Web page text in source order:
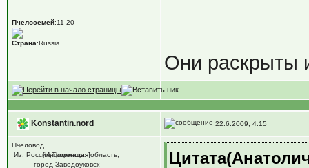
Пчелосемей:11-20
Страна:Russia
Они раскрыты
Konstantin.nord 22.6.2009, 4:15
Пчеловод
[Информация]
Из: Россия,Тюменская область,
город Заводоуковск